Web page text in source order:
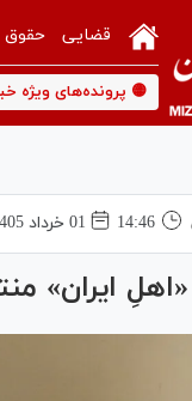
قضایی حقوق
🟡 پرونده‌های ویژه
14:46 01 خرداد 1405
ایران»